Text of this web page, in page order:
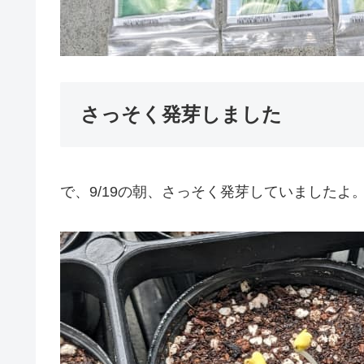
さっそく発芽しました
で、9/19の朝、さっそく発芽していましたよ